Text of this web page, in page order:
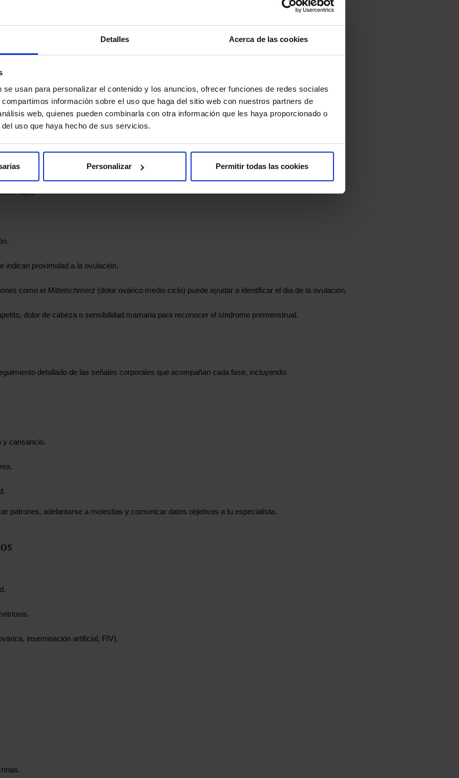
Detalles Acerca de las cookies
usan para personalizar el contenido y los anuncios, ofrecer funciones de redes sociales
información sobre el uso que haga del sitio web con nuestros partners de
web, quienes pueden combinarla con otra información que les haya proporcionado o
uso que haya hecho de sus servicios.
Personalizar Permitir todas las cookies
embarazo.
flujo).
indican proximidad a la ovulación.
como el Mittelschmerz (dolor ovárico medio ciclo) puede ayudar a identificar el día de la ovulación.
dolor de cabeza o sensibilidad mamaria para reconocer el síndrome premenstrual.
detallado de las señales corporales que acompañan cada fase, incluyendo:
y cansancio.
patrones, adelantarse a molestias y comunicar datos objetivos a tu especialista.
inseminación artificial, FIV).